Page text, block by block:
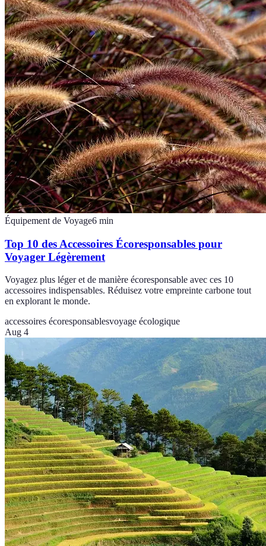
Équipement de Voyage6 min
Top 10 des Accessoires Écoresponsables pour
Voyager Légèrement
Voyagez plus léger et de manière écoresponsable avec ces 10
accessoires indispensables. Réduisez votre empreinte carbone tout
en explorant le monde.
accessoires écoresponsablesvoyage écologique
Aug 4